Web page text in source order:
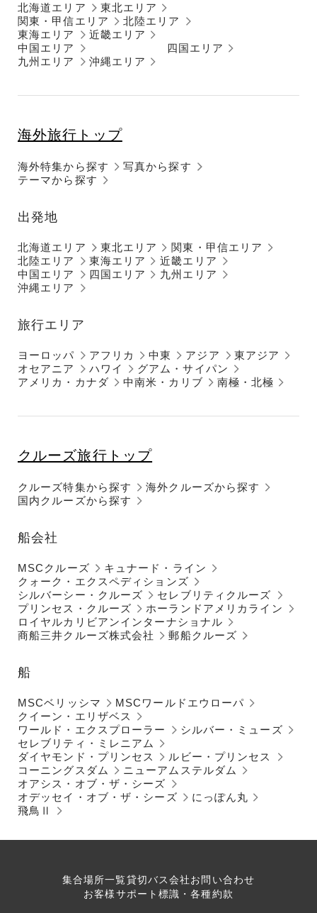
北海道エリア
東北エリア
関東・甲信エリア
北陸エリア
東海エリア
近畿エリア
中国エリア
四国エリア
九州エリア
沖縄エリア
海外旅行トップ
海外特集から探す
テーマから探す
写真から探す
出発地
北海道エリア 東北エリア
関東・甲信エリア
北陸エリア
東海エリア
近畿エリア
中国エリア
四国エリア
九州エリア
沖縄エリア
旅行エリア
ヨーロッパ アフリカ 中東 アジア
東アジア
オセアニア
ハワイ
グアム・サイパン
アメリカ・カナダ
中南米・カリブ 南極・北極
クルーズ旅行トップ
クルーズ特集から探す
国内クルーズから探す
海外クルーズから探す
船会社
MSCクルーズ
キュナード・ライン
クォーク・エクスペディションズ
シルバーシー・クルーズ
セレブリティクルーズ
プリンセス・クルーズ
ホーランドアメリカライン
ロイヤルカリビアンインターナショナル
商船三井クルーズ株式会社
郵船クルーズ
船
MSCベリッシマ
MSCワールドエウローパ
クイーン・エリザベス
ワールド・エクスプローラー
シルバー・ミューズ
セレブリティ・ミレニアム
ダイヤモンド・プリンセス
ルビー・プリンセス
コーニングスダム
ニューアムステルダム
オアシス・オブ・ザ・シーズ
オデッセイ・オブ・ザ・シーズ
にっぽん丸
飛鳥Ⅱ
集合場所一覧貸切バス会社お問い合わせ
お客様サポート 標識・各種約款